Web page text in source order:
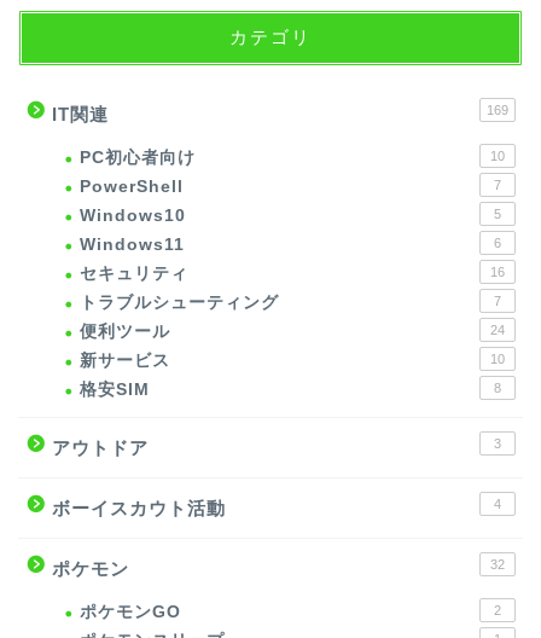
カテゴリ
IT関連 169
PC初心者向け 10
PowerShell 7
Windows10 5
Windows11 6
セキュリティ 16
トラブルシューティング 7
便利ツール 24
新サービス 10
格安SIM 8
アウトドア 3
ボーイスカウト活動 4
ポケモン 32
ポケモンGO 2